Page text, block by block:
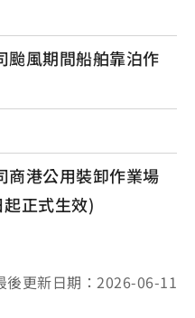
颱風期間船舶靠泊作
商港公用裝卸作業場
正式生效)
後更新日期：2026-06-11